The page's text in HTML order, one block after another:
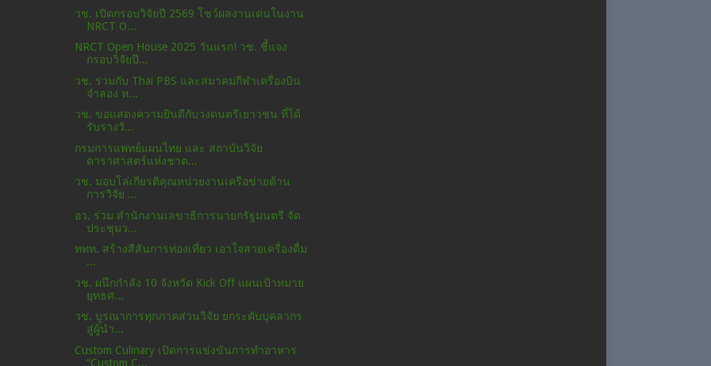
วช. เปิดกรอบวิจัยปี 2569 โชว์ผลงานเด่นในงาน
NRCT O...
NRCT Open House 2025 วันแรก! วช. ชี้แจง
กรอบวิจัยปี...
วช. ร่วมกับ Thai PBS และสมาคมกีฬาเครื่องบิน
จำลอง ห...
วช. ขอแสดงความยินดีกับวงดนตรีเยาวชน ที่ได้
รับรางวั...
กรมการแพทย์แผนไทย และ สถาบันวิจัย
ดาราศาสตร์แห่งชาต...
วช. มอบโล่เกียรติคุณหน่วยงานเครือข่ายด้าน
การวิจัย ...
อว. ร่วม สํานักงานเลขาธิการนายกรัฐมนตรี จัด
ประชุมว...
ททท. สร้างสีสันการท่องเที่ยว เอาใจสายเครื่องดื่ม
...
วช. ผนึกกำลัง 10 จังหวัด Kick Off แผนเป้าหมาย
ยุทธศ...
วช. บูรณาการทุกภาคส่วนวิจัย ยกระดับบุคลากร
สู่ผู้นำ...
Custom Culinary เปิดการแข่งขันการทำอาหาร
“Custom C...